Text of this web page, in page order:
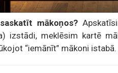
mākoņos?
izstādi, meklēsim kartē
“iemānīt” mākoni istabā.